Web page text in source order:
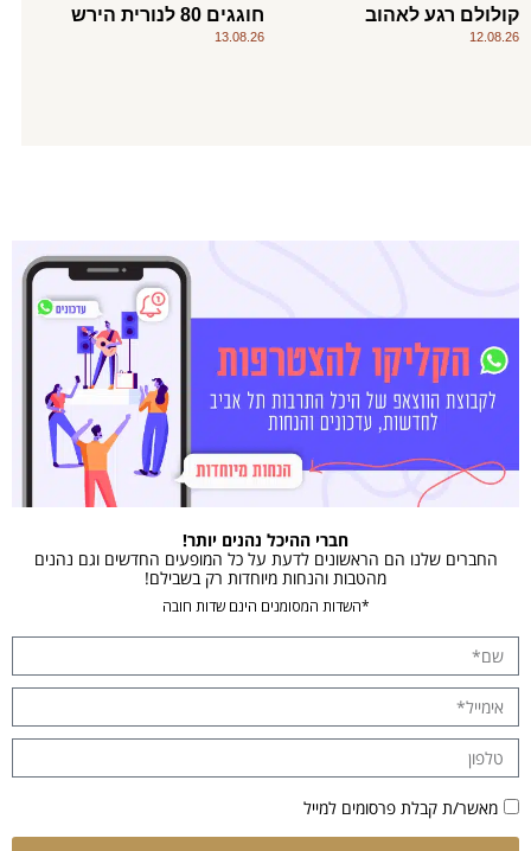
קולולם רגע לאהוב
12.08.26
חוגגים 80 לנורית הירש
13.08.26
חברי ההיכל נהנים יותר!
החברים שלנו הם הראשונים לדעת על כל המופעים החדשים וגם נהנים
מהטבות והנחות מיוחדות רק בשבילם!
*השדות המסומנים הינם שדות חובה
מאשר/ת קבלת פרסומים למייל